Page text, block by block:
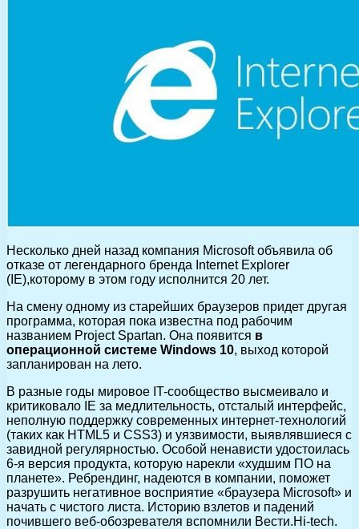
Несколько дней назад компания Microsoft объявила об
отказе от легендарного бренда Internet Explorer
(IE),которому в этом году исполнится 20 лет.
На смену одному из старейших браузеров придет другая
программа, которая пока известна под рабочим
названием Project Spartan. Она появится в
операционной системе Windows 10, выход которой
запланирован на лето.
В разные годы мировое IT-сообщество высмеивало и
критиковало IE за медлительность, отсталый интерфейс,
неполную поддержку современных интернет-технологий
(таких как HTML5 и CSS3) и уязвимости, выявлявшиеся с
завидной регулярностью. Особой ненависти удостоилась
6-я версия продукта, которую нарекли «худшим ПО на
планете». Ребрендинг, надеются в компании, поможет
разрушить негативное восприятие «браузера Microsoft» и
начать с чистого листа. Историю взлетов и падений
почившего веб-обозревателя вспомнили Вести.Hi-tech.